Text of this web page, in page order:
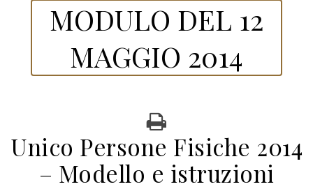
MODULO DEL 12
MAGGIO 2014
Unico Persone Fisiche 2014
– Modello e istruzioni